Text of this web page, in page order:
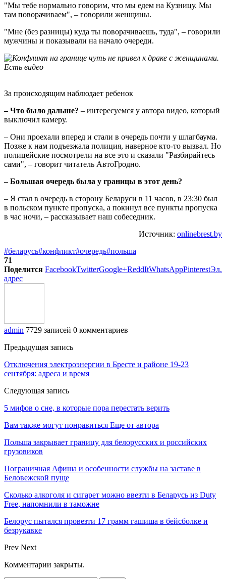
"Мы тебе нормально говорим, что мы едем на Кузницу. Мы
там поворачиваем", – говорили женщины.
"Мне (без разницы) куда ты поворачиваешь, туда", – говорили
мужчины и показывали на начало очереди.
За происходящим наблюдает ребенок
– Что было дальше? – интересуемся у автора видео, который
выключил камеру.
– Они проехали вперед и стали в очередь почти у шлагбаума.
Позже к нам подъезжала полиция, наверное кто-то вызвал. Но
полицейские посмотрели на все это и сказали "Разбирайтесь
сами", – говорит читатель АвтоГродно.
– Большая очередь была у границы в этот день?
– Я стал в очередь в сторону Беларуси в 11 часов, в 23:30 был
в польском пункте пропуска, а покинул все пункты пропуска
в час ночи, – рассказывает наш собеседник.
Источник: onlinebrest.by
#беларусь#конфликт#очередь#польша
71
Поделится FacebookTwitterGoogle+ReddItWhatsAppPinterestЭл.
адрес
admin 7729 записей 0 комментариев
Предыдущая запись
Отключения электроэнергии в Бресте и районе 19-23
сентября: адреса и время
Следующая запись
5 мифов о сне, в которые пора перестать верить
Вам также могут понравиться Еще от автора
Польша закрывает границу для белорусских и российских
грузовиков
Пограничная Афиша и особенности службы на заставе в
Беловежской пуще
Сколько алкоголя и сигарет можно ввезти в Беларусь из Duty
Free, напомнили в таможне
Белорус пытался провезти 17 грамм гашиша в бейсболке и
безрукавке
Prev Next
Комментарии закрыты.